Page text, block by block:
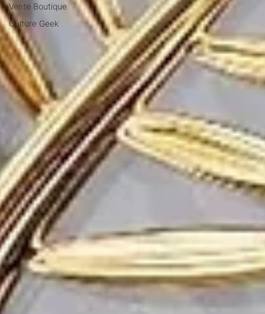
Vente Boutique
Culture Geek